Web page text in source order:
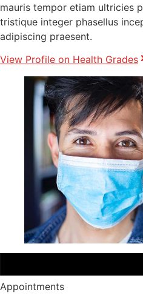
mauris tempor etiam ultricies
tristique integer phasellus
adipiscing praesent.
View Profile on Health Grades
Appointments